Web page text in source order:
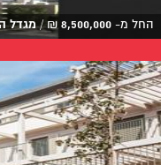
החל מ- 8,500,000
₪
/מגדל